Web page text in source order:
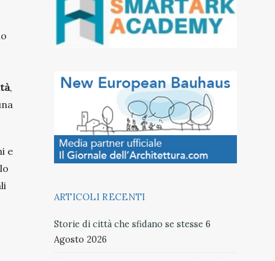
,
e
ARTICOLI RECENTI
Storie di città che sfidano se stesse 6
Agosto 2026